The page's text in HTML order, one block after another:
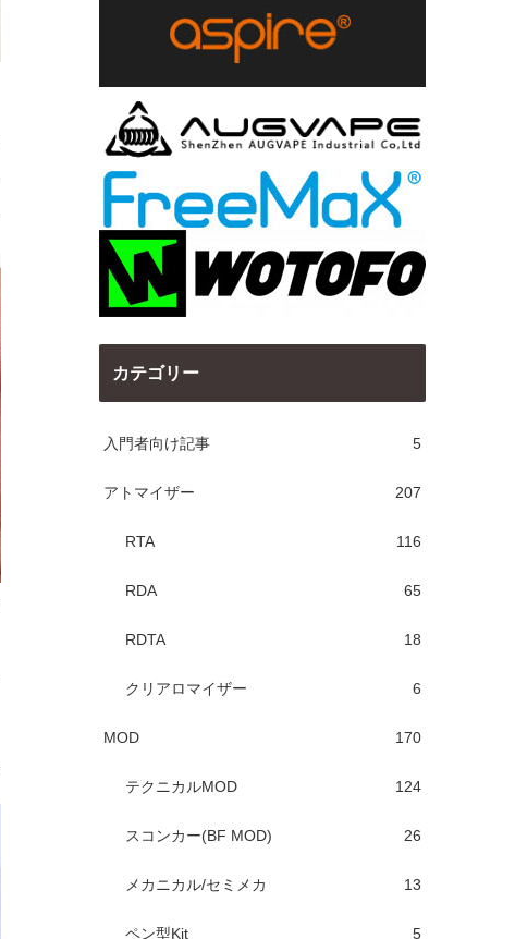
カテゴリー
入門者向け記事 5
アトマイザー 207
RTA 116
RDA 65
RDTA 18
クリアロマイザー 6
MOD 170
テクニカルMOD 124
スコンカー(BF MOD) 26
メカニカル/セミメカ 13
ペン型Kit 5